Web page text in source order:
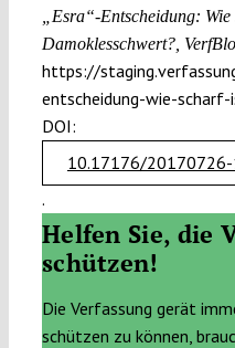
„Esra“-Entscheidung:
Damoklesschwert?,
https://
entscheidung-wie-
DOI:
10.17176/
.
Helfen Sie, die
schützen!
Die Verfassung gerät
schützen zu können,